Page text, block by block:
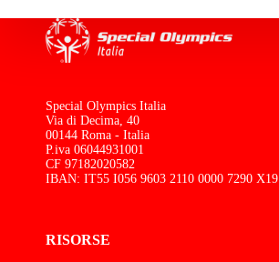
Special Olympics Italia
Via di Decima, 40
00144 Roma - Italia
P.iva 06044931001
CF 97182020582
IBAN: IT55 I056 9603 2110 0000 7290 X19
RISORSE